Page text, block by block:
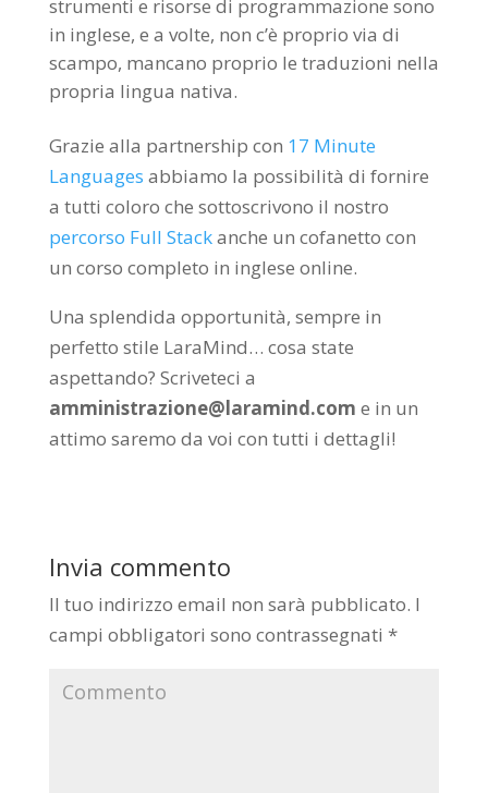
strumenti e risorse di programmazione sono
in inglese, e a volte, non c’è proprio via di
scampo, mancano proprio le traduzioni nella
propria lingua nativa.
Grazie alla partnership con 17 Minute
Languages abbiamo la possibilità di fornire
a tutti coloro che sottoscrivono il nostro
percorso Full Stackanche un cofanetto con
un corso completo in inglese online.
Una splendida opportunità, sempre in
perfetto stile LaraMind… cosa state
aspettando? Scriveteci a
amministrazione@laramind.com e in un
attimo saremo da voi con tutti i dettagli!
Invia commento
Il tuo indirizzo email non sarà pubblicato. I
campi obbligatori sono contrassegnati *